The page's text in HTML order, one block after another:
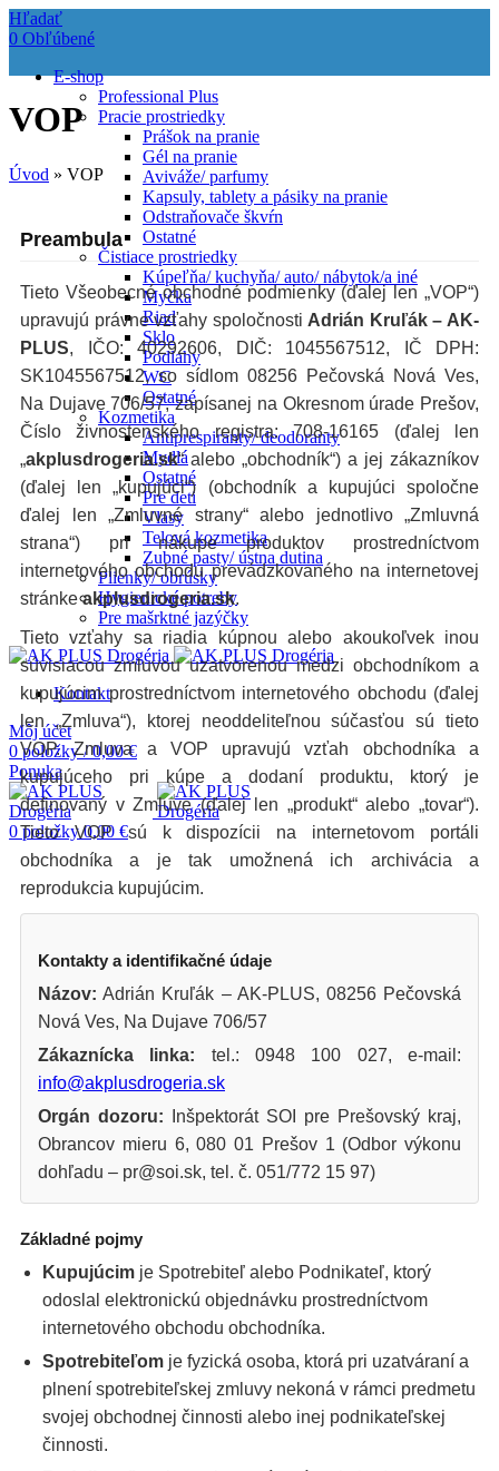
Hľadať
0 Obľúbené
E-shop
Professional Plus
Pracie prostriedky
Prášok na pranie
Gél na pranie
Aviváže/ parfumy
Kapsuly, tablety a pásiky na pranie
Odstraňovače škvŕn
Ostatné
Čistiace prostriedky
Kúpeľňa/ kuchyňa/ auto/ nábytok/a iné
Myčka
Riad
Sklo
Podlahy
WC
Ostatné
Kozmetika
Antiprespiranty/ deodoranty
Mydlá
Ostatné
Pre deti
Vlasy
Telová kozmetika
Zubné pasty/ ústna dutina
Plienky/ obrúsky
Hygienické potreby
Pre mašrktné jazýčky
Kontakt
Môj účet
0položky / 0,00€
Ponuka
0položky 0,00 €
VOP
Úvod » VOP
Preambula
Tieto Všeobecné obchodné podmienky (ďalej len „VOP“)
upravujú právne vzťahy spoločnosti Adrián Kruľák – AK-
PLUS, IČO: 40292606, DIČ: 1045567512, IČ DPH:
SK1045567512, so sídlom 08256 Pečovská Nová Ves,
Na Dujave 706/57, zapísanej na Okresnom úrade Prešov,
Číslo živnostenského registra: 708-16165 (ďalej len
„akplusdrogeria.sk“ alebo „obchodník“) a jej zákazníkov
(ďalej len „kupujúci“) (obchodník a kupujúci spoločne
ďalej len „Zmluvné strany“ alebo jednotlivo „Zmluvná
strana“) pri nákupe produktov prostredníctvom
internetového obchodu prevádzkovaného na internetovej
stránkeakplusdrogeria.sk.
Tieto vzťahy sa riadia kúpnou alebo akoukoľvek inou
súvisiacou zmluvou uzatvorenou medzi obchodníkom a
kupujúcim prostredníctvom internetového obchodu (ďalej
len „Zmluva“), ktorej neoddeliteľnou súčasťou sú tieto
VOP. Zmluva a VOP upravujú vzťah obchodníka a
kupujúceho pri kúpe a dodaní produktu, ktorý je
definovaný v Zmluve (ďalej len „produkt“ alebo „tovar“).
Tieto VOP sú k dispozícii na internetovom portáli
obchodníka a je tak umožnená ich archivácia a
reprodukcia kupujúcim.
Kontakty a identifikačné údaje
Názov: Adrián Kruľák – AK-PLUS, 08256 Pečovská
Nová Ves, Na Dujave 706/57
Zákaznícka linka: tel.: 0948 100 027, e-mail:
info@akplusdrogeria.sk
Orgán dozoru: Inšpektorát SOI pre Prešovský kraj,
Obrancov mieru 6, 080 01 Prešov 1 (Odbor výkonu
dohľadu – pr@soi.sk, tel. č. 051/772 15 97)
Základné pojmy
Kupujúcim je Spotrebiteľ alebo Podnikateľ, ktorý
odoslal elektronickú objednávku prostredníctvom
internetového obchodu obchodníka.
Spotrebiteľom je fyzická osoba, ktorá pri uzatváraní a
plnení spotrebiteľskej zmluvy nekoná v rámci predmetu
svojej obchodnej činnosti alebo inej podnikateľskej
činnosti.